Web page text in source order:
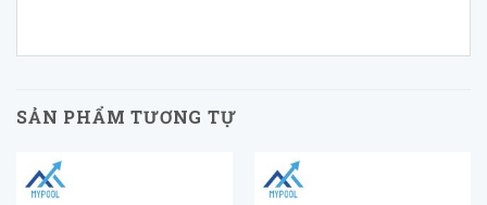
SẢN PHẨM TƯƠNG TỰ